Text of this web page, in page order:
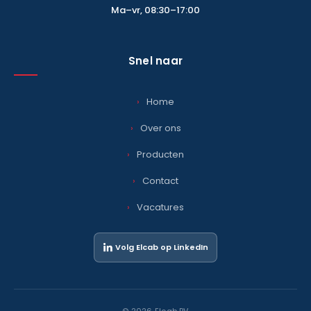
Ma–vr, 08:30–17:00
Snel naar
Home
Over ons
Producten
Contact
Vacatures
Volg Elcab op LinkedIn